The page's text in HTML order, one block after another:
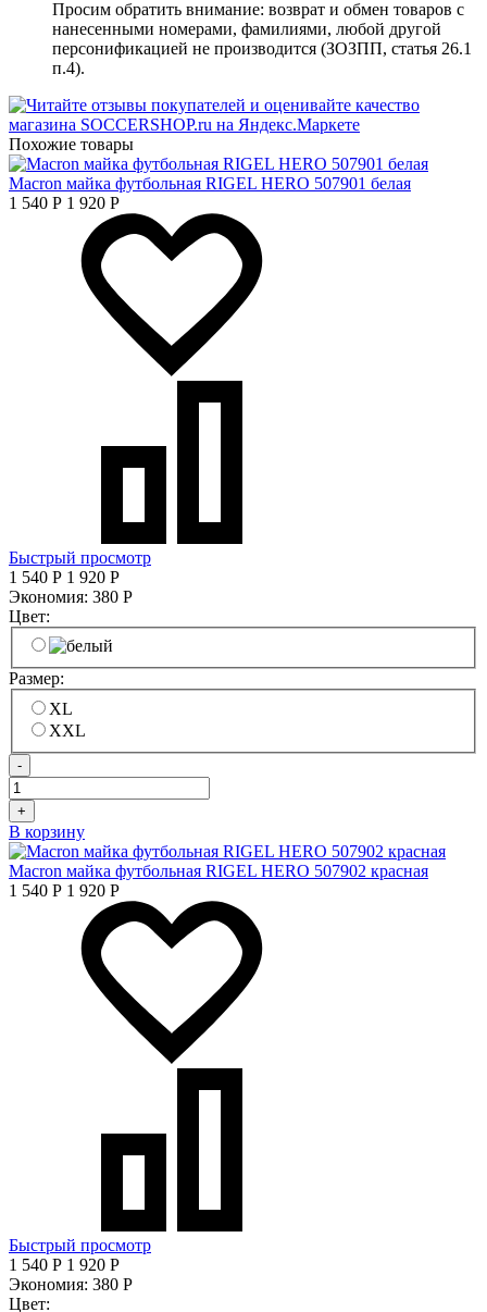
Просим обратить внимание: возврат и обмен товаров с
нанесенными номерами, фамилиями, любой другой
персонификацией не производится (ЗОЗПП, статья 26.1
п.4).
Похожие товары
Macron майка футбольная RIGEL HERO 507901 белая
1 540 Р 1 920 Р
Быстрый просмотр
1 540 Р 1 920 Р
Экономия: 380 Р
Цвет:
Размер:
XL
XXL
-
+
В корзину
Macron майка футбольная RIGEL HERO 507902 красная
1 540 Р 1 920 Р
Быстрый просмотр
1 540 Р 1 920 Р
Экономия: 380 Р
Цвет: